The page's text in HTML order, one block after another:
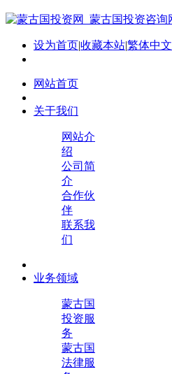
设为首页|收藏本站|繁体中文
网站首页
关于我们
网站介
绍
公司简
介
合作伙
伴
联系我
们
业务领域
蒙古国
投资服
务
蒙古国
法律服